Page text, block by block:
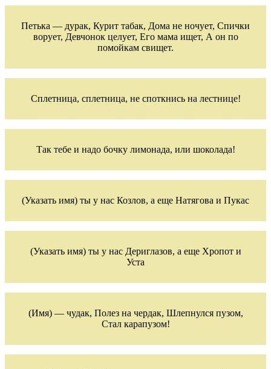
Петька — дурак, Курит табак, Дома не ночует, Спички
ворует, Девчонок целует, Его мама ищет, А он по
помойкам свищет.
Сплетница, сплетница, не споткнись на лестнице!
Так тебе и надо бочку лимонада, или шоколада!
(Указать имя) ты у нас Козлов, а еще Натягова и Пукас
(Указать имя) ты у нас Дериглазов, а еще Хропот и
Уста
(Имя) — чудак, Полез на чердак, Шлепнулся пузом,
Стал карапузом!